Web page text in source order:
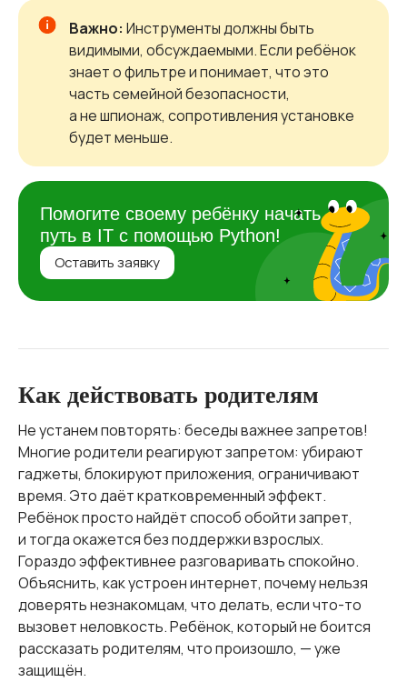
Важно: Инструменты должны быть
видимыми, обсуждаемыми. Если ребёнок
знает о фильтре и понимает, что это
часть семейной безопасности,
а не шпионаж, сопротивления установке
будет меньше.
Помогите своему ребёнку начать
путь в IT с помощью Python!
Оставить заявку
Как действовать родителям
Не устанем повторять: беседы важнее запретов!
Многие родители реагируют запретом: убирают
гаджеты, блокируют приложения, ограничивают
время. Это даёт кратковременный эффект.
Ребёнок просто найдёт способ обойти запрет,
и тогда окажется без поддержки взрослых.
Гораздо эффективнее разговаривать спокойно.
Объяснить, как устроен интернет, почему нельзя
доверять незнакомцам, что делать, если что-то
вызовет неловкость. Ребёнок, который не боится
рассказать родителям, что произошло, — уже
защищён.